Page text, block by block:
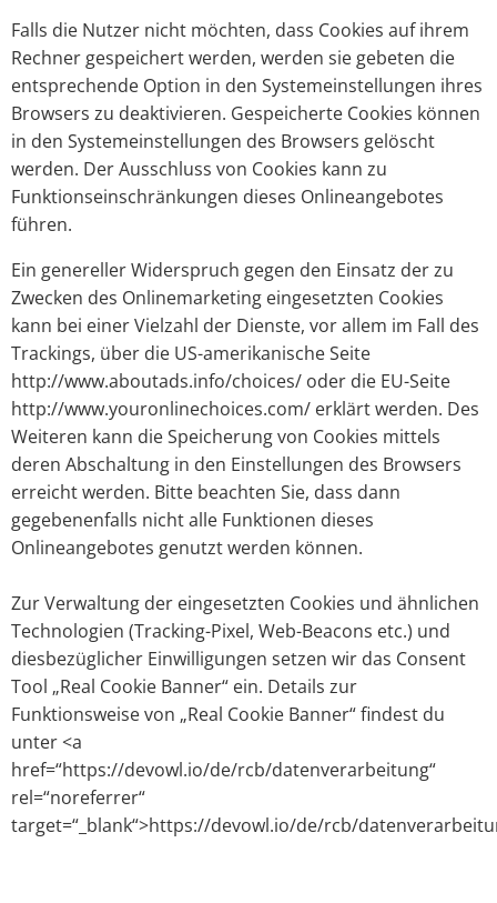
Falls die Nutzer nicht möchten, dass Cookies auf ihrem
Rechner gespeichert werden, werden sie gebeten die
entsprechende Option in den Systemeinstellungen ihres
Browsers zu deaktivieren. Gespeicherte Cookies können
in den Systemeinstellungen des Browsers gelöscht
werden. Der Ausschluss von Cookies kann zu
Funktionseinschränkungen dieses Onlineangebotes
führen.
Ein genereller Widerspruch gegen den Einsatz der zu
Zwecken des Onlinemarketing eingesetzten Cookies
kann bei einer Vielzahl der Dienste, vor allem im Fall des
Trackings, über die US-amerikanische Seite
http://www.aboutads.info/choices/ oder die EU-Seite
http://www.youronlinechoices.com/ erklärt werden. Des
Weiteren kann die Speicherung von Cookies mittels
deren Abschaltung in den Einstellungen des Browsers
erreicht werden. Bitte beachten Sie, dass dann
gegebenenfalls nicht alle Funktionen dieses
Onlineangebotes genutzt werden können.
Zur Verwaltung der eingesetzten Cookies und ähnlichen
Technologien (Tracking-Pixel, Web-Beacons etc.) und
diesbezüglicher Einwilligungen setzen wir das Consent
Tool „Real Cookie Banner“ ein. Details zur
Funktionsweise von „Real Cookie Banner“ findest du
unter <a
href=“https://devowl.io/de/rcb/datenverarbeitung“
rel=“noreferrer“
target=“_blank“>https://devowl.io/de/rcb/